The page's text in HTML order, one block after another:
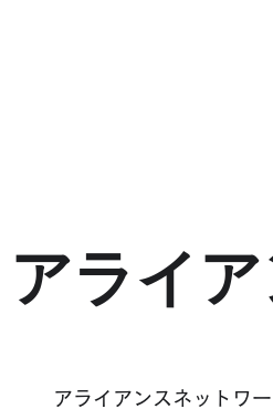
アライ
アライアンスネットワ